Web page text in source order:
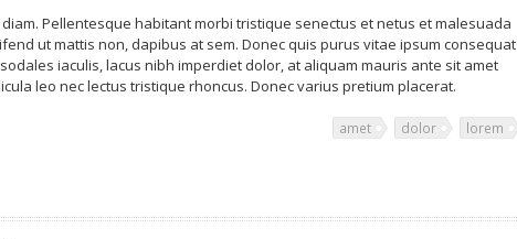
Pellentesque habitant morbi tristique senectus et netus et malesuada
ut mattis non, dapibus at sem. Donec quis purus vitae ipsum consequat
iaculis, lacus nibh imperdiet dolor, at aliquam mauris ante sit amet
leo nec lectus tristique rhoncus. Donec varius pretium placerat.
amet dolor lorem